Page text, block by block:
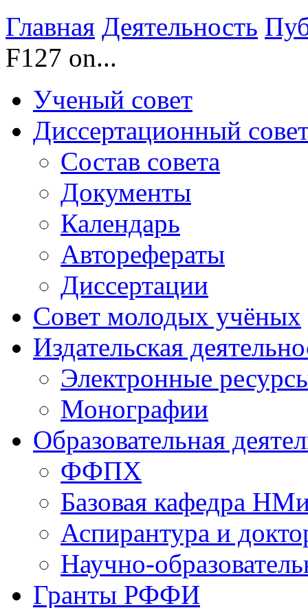
Главная Деятельность
F127 on...
Ученый совет
Диссертационный
Состав совета
Документы
Календарь
Авторефераты
Диссертации
Совет молодых учёных
Издательская
Электронные
Монографии
Образовательная
ФФПХ
Базовая кафедра
Аспирантура и
Научно-
Гранты РФФИ